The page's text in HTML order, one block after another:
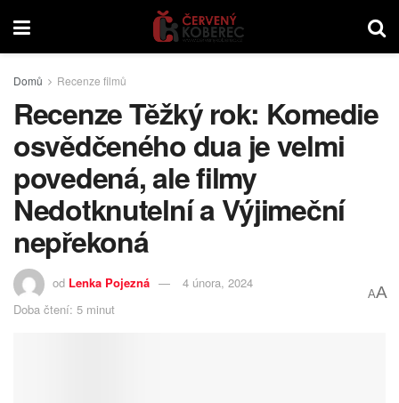
Domů Recenze filmů
Recenze Těžký rok: Komedie
osvědčeného dua je velmi
povedená, ale filmy
Nedotknutelní a Výjimeční
nepřekoná
od Lenka Pojezná
4 února, 2024
Doba čtení: 5 minut
AA